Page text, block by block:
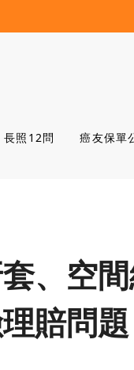
長照12問 癌友保單
、空
賠問題